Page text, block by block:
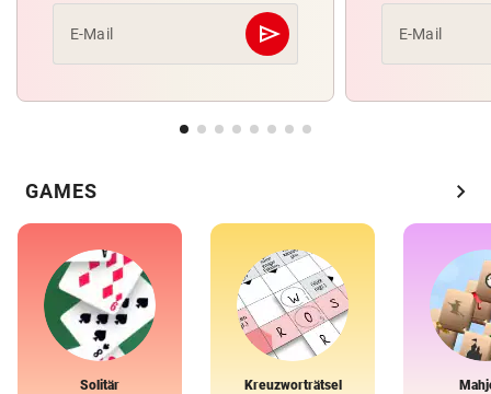
E-Mail send
Abschicken E-Mail
GAMES chevron_right
Solitär Kreuzworträtsel